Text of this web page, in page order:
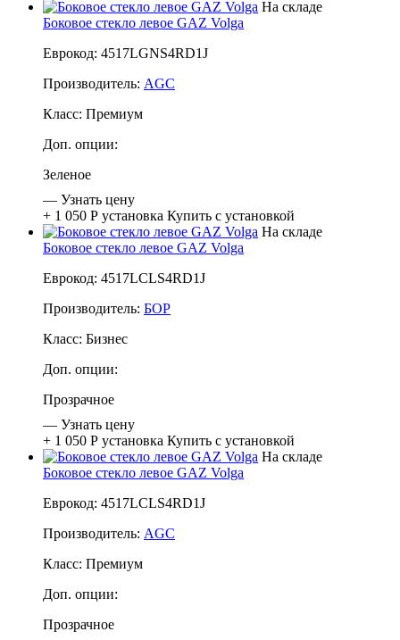
На складе
Боковое стекло левое GAZ Volga
Еврокод: 4517LGNS4RD1J
Производитель: AGC
Класс: Премиум
Доп. опции:
Зеленое
— Узнать цену
+ 1 050 Р установка Купить с установкой
На складе
Боковое стекло левое GAZ Volga
Еврокод: 4517LCLS4RD1J
Производитель: БОР
Класс: Бизнес
Доп. опции:
Прозрачное
— Узнать цену
+ 1 050 Р установка Купить с установкой
На складе
Боковое стекло левое GAZ Volga
Еврокод: 4517LCLS4RD1J
Производитель: AGC
Класс: Премиум
Доп. опции:
Прозрачное